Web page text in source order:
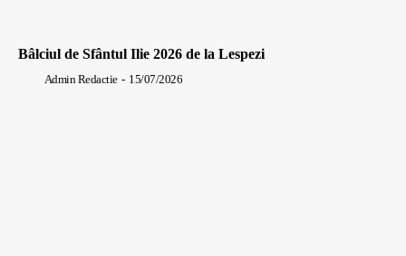
Bâlciul de Sfântul Ilie 2026 de la Lespezi
Admin Redactie - 15/07/2026